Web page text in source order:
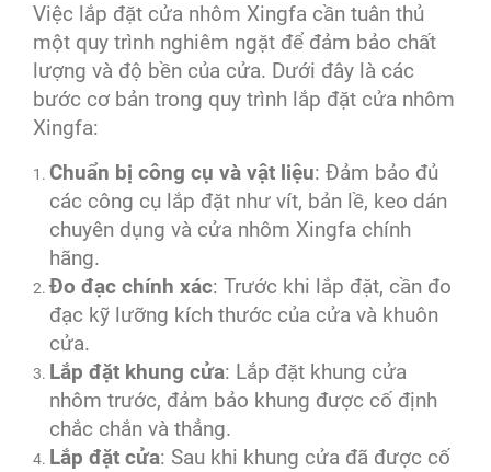
Việc lắp đặt cửa nhôm Xingfa cần tuân thủ
một quy trình nghiêm ngặt để đảm bảo chất
lượng và độ bền của cửa. Dưới đây là các
bước cơ bản trong quy trình lắp đặt cửa nhôm
Xingfa:
Chuẩn bị công cụ và vật liệu: Đảm bảo đủ
các công cụ lắp đặt như vít, bản lề, keo dán
chuyên dụng và cửa nhôm Xingfa chính
hãng.
Đo đạc chính xác: Trước khi lắp đặt, cần đo
đạc kỹ lưỡng kích thước của cửa và khuôn
cửa.
Lắp đặt khung cửa: Lắp đặt khung cửa
nhôm trước, đảm bảo khung được cố định
chắc chắn và thẳng.
Lắp đặt cửa: Sau khi khung cửa đã được cố